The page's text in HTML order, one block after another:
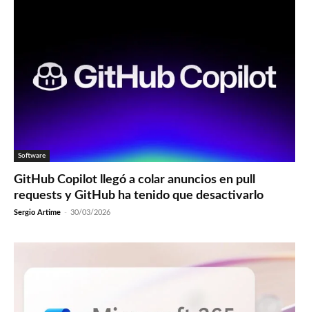
Software
GitHub Copilot llegó a colar anuncios en pull
requests y GitHub ha tenido que desactivarlo
Sergio Artime - 30/03/2026